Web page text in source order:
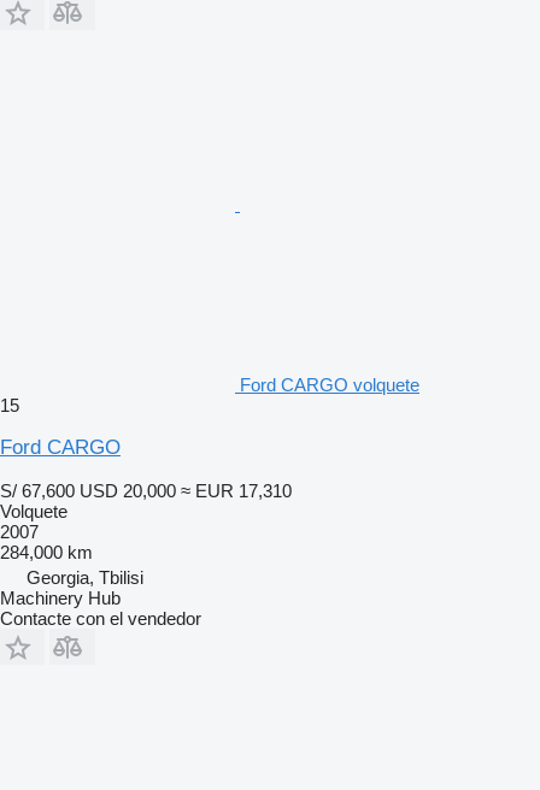
Ford CARGO volquete
15
Ford CARGO
S/ 67,600 USD 20,000 ≈ EUR 17,310
Volquete
2007
284,000 km
Georgia, Tbilisi
Machinery Hub
Contacte con el vendedor